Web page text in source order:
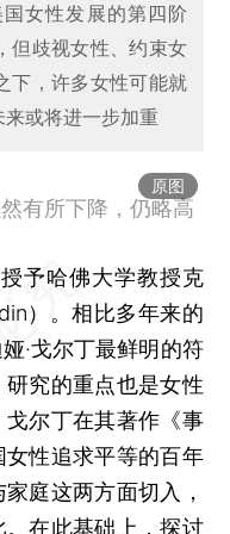
女性发展的第四阶
但歧视女性、约束女
下，许多女性可能就
或将进一步加重
原图
有所下降，仍略高
哈佛大学教授克
）。相比多年来的
·戈尔丁最鲜明的符
究的重点也是女性
尔丁在其著作《事
性追求平等的百年
庭这两方面切入，
在此基础上，探讨